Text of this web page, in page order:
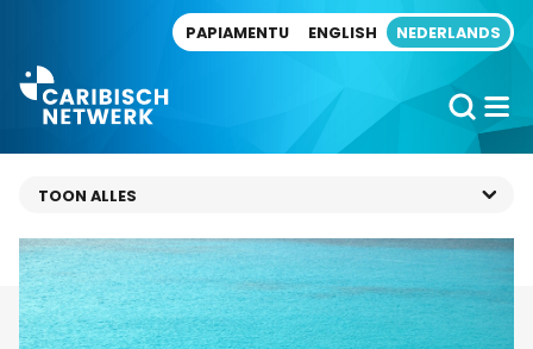
PAPIAMENTU ENGLISH NEDERLANDS